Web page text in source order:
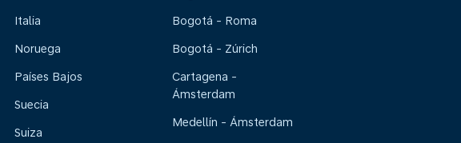
Italia
Noruega
Países Bajos
Suecia
Suiza
Bogotá - Roma
Bogotá - Zúrich
Cartagena -
Ámsterdam
Medellín - Ámsterdam